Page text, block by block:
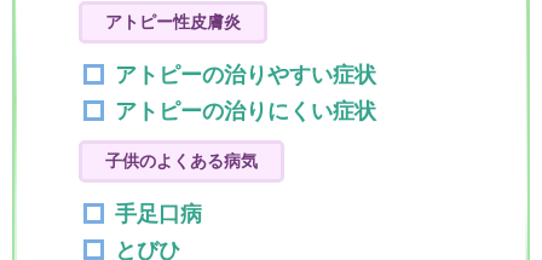
アトピー性皮膚炎
アトピーの治りやすい症状
アトピーの治りにくい症状
子供のよくある病気
手足口病
とびひ